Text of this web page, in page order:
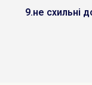
9.не схильні